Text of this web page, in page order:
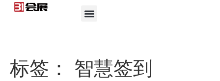
标签： 智慧签到